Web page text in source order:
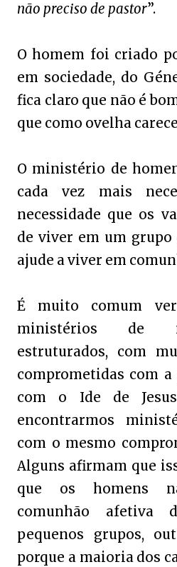
não preciso de pastor”.
O homem foi criado
em sociedade, do
fica claro que não é
que como ovelha
O ministério de
cada vez mais
necessidade que os
de viver em um grupo
ajude a viver em
É muito comum
ministérios de
estruturados, com
comprometidas com a
com o Ide de
encontrarmos
com o mesmo
Alguns afirmam que
que os homens
comunhão afetiva
pequenos grupos,
porque a maioria dos